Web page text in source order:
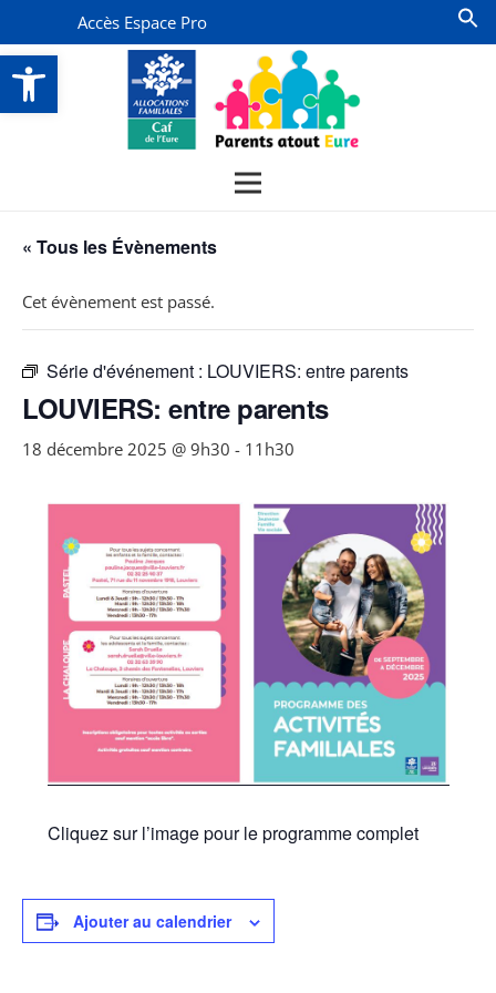
Ouvrir la barre d’outils
Accès Espace Pro
« Tous les Évènements
Cet évènement est passé.
Série d'événement : LOUVIERS: entre parents
LOUVIERS: entre parents
18 décembre 2025 @ 9h30 - 11h30
Cliquez sur l’image pour le programme complet
Ajouter au calendrier